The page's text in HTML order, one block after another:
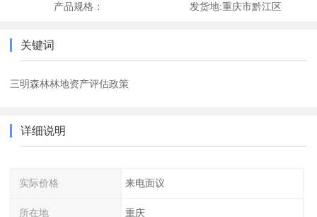
产品规格： 发货地:重庆市黔江区
关键词
三明森林林地资产评估政策
详细说明
实际价格 来电面议
所在地 重庆